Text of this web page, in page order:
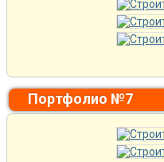
Портфолио №7